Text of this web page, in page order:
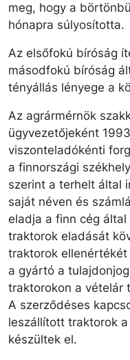
meg, hogy a
hónapra súlyosította.
Az elsőfokú bíróság
másodfokú bíróság
tényállás lényege a
Az agrármérnök
ügyvezetőjeként
viszonteladókénti
a finnországi
szerint a terhelt által
saját néven és
eladja a finn cég
traktorok eladását
traktorok
a gyártó a
traktorokon a vételár
A szerződéses
leszállított traktorok
készültek el.